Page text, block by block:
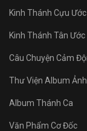
Kinh Thánh Cựu Ước
Kinh Thánh Tân Ước
Câu Chuyện Cảm
Thư Viện Album Ảnh
Album Thánh Ca
Văn Phẩm Cơ Đốc